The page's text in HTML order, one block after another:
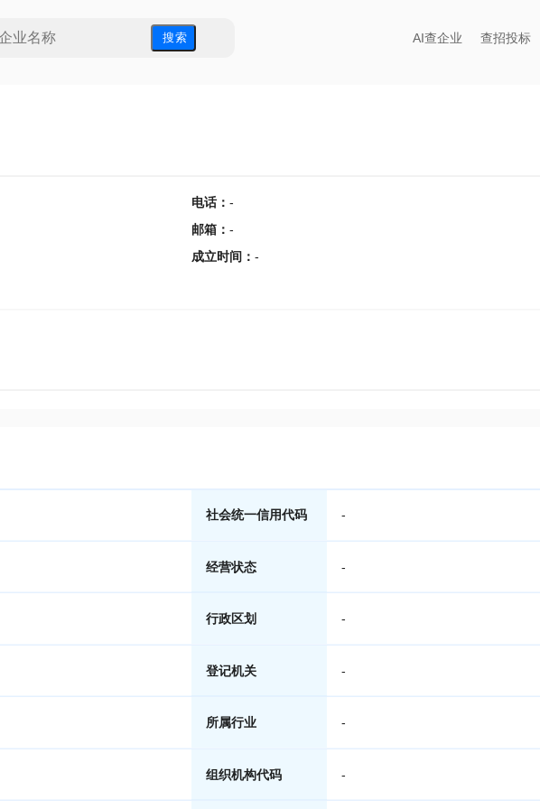
搜 索 AI查企业 查招投标
电话： -
邮箱 ： -
成立时间 ： -
社会统一信用代码 -
经营状态 -
行政区划 -
登记机关 -
所属行业 -
组织机构代码 -